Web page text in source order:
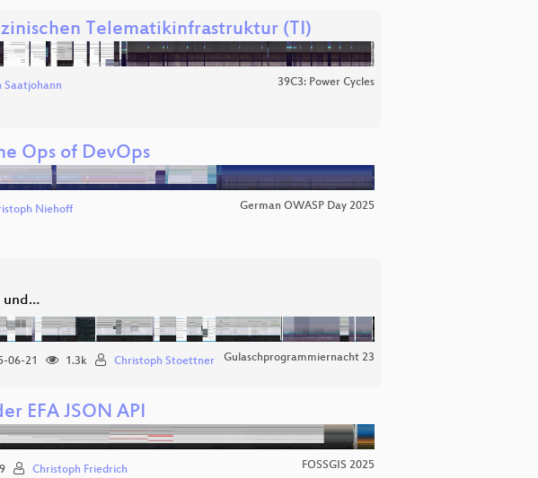
Telematikinfrastruktur (TI)
Saatjohann 39C3: Power Cycles
Ops of DevOps
Niehoff German OWASP Day 2025
und…
06-21 1.3k Christoph Stoettner Gulaschprogrammiernacht 23
EFA JSON API
Christoph Friedrich FOSSGIS 2025